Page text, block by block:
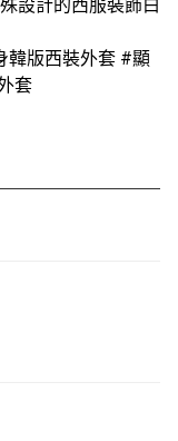
設計的西服裝飾白
韓版西裝外套 #顯
套